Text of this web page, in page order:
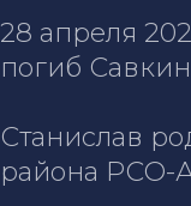
28 апреля
погиб
Станислав
района РСО-